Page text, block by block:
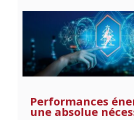
Performances
une absolue